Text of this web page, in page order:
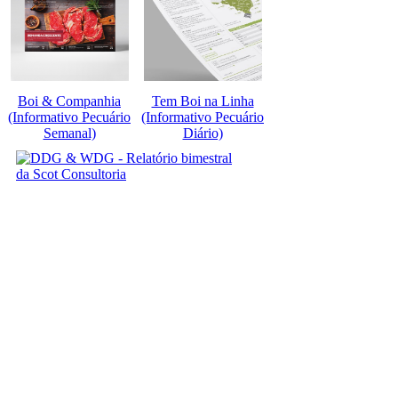
Boi & Companhia
(Informativo Pecuário
Semanal)
Tem Boi na Linha
(Informativo Pecuário
Diário)